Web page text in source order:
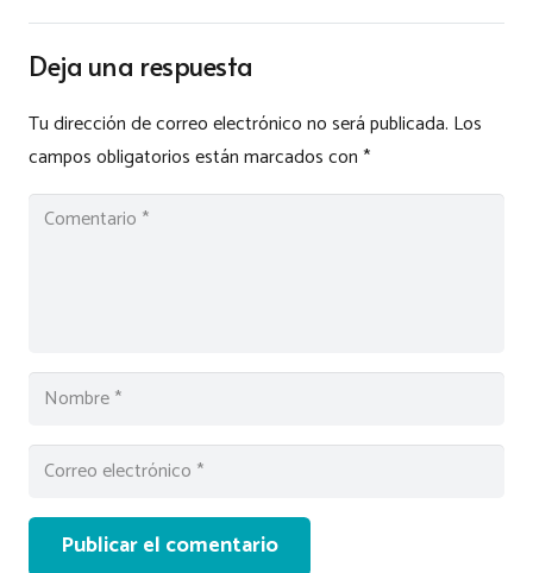
Deja una respuesta
Tu dirección de correo electrónico no será publicada. Los
campos obligatorios están marcados con*
Publicar el comentario